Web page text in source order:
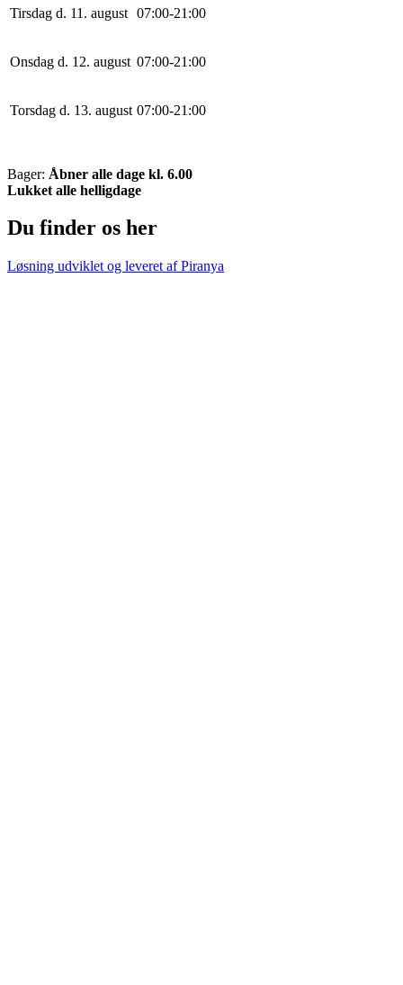
Tirsdag d. 11. august 07:00-21 :00
Onsdag d. 12. august 07:00-21 :00
Torsdag d. 13. august 07:00-21 :00
Bager: Åbner alle dage kl. 6.00
Lukket alle helligdage
Du finder os her
Løsning udviklet og leveret afPiranya